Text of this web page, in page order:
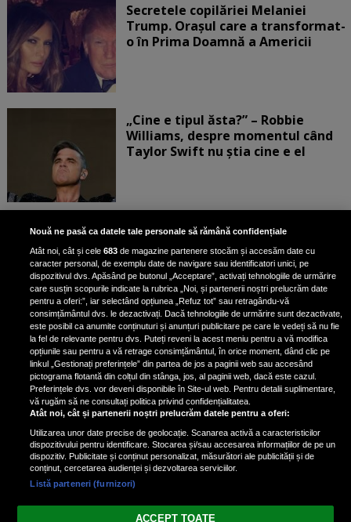
Secretele copilăriei Melaniei
Trump. Orașul care a transformat-
o în Prima Doamnă a Americii
„Cine e tipul ăsta?” – Robbie
Williams, despre momentul când
Taylor Swift nu știa cine e el
Bruce Dickinson, solistul trupei
Iron Maiden, şi-a arătat talentul
de scrimer la un concurs în Franţa
Nicki Minaj, acuzată de agresiune
de fostul manager: Detalii șocante
din proces
Nicki Minaj le-a lăudat pe...
Vezi varianta Desktop
Nouă ne pasă ca datele tale personale să rămână confidențiale
Atât noi, cât și cele683 de magazine partenere stocăm și accesăm date cu
caracter personal, de exemplu date de navigare sau identificatori unici, pe
dispozitivul dvs. Apăsând pe butonul „Acceptare”, activați tehnologiile de urmărire
care susțin scopurile indicate la rubrica „Noi, și partenerii noștri prelucrăm date
pentru a oferi:”, iar selectând opțiunea „Refuz tot” sau retragându-vă
consimțământul dvs. le dezactivați. Dacă tehnologiile de urmărire sunt dezactivate,
este posibil ca anumite conținuturi și anunțuri publicitare pe care le vedeți să nu fie
la fel de relevante pentru dvs. Puteți reveni la acest meniu pentru a vă modifica
opțiunile sau pentru a vă retrage consimțământul, în orice moment, dând clic pe
linkul „Gestionați preferințele” din partea de jos a paginii web sau accesând
pictograma flotantă din colțul din stânga, jos, al paginii web, dacă este cazul.
Preferințele dvs. vor deveni disponibile în Site-ul web. Pentru detalii suplimentare,
vă rugăm să ne consultați politica privind confidențialitatea.
Atât noi, cât și partenerii noștri prelucrăm datele pentru a oferi:
Utilizarea unor date precise de geolocație. Scanarea activă a caracteristicilor
dispozitivului pentru identificare. Stocarea și/sau accesarea informațiilor de pe un
dispozitiv. Publicitate și conținut personalizat, măsurători ale publicității și de
conținut, cercetarea audienței și dezvoltarea serviciilor.
Listă parteneri (furnizori)
ACCEPT TOATE